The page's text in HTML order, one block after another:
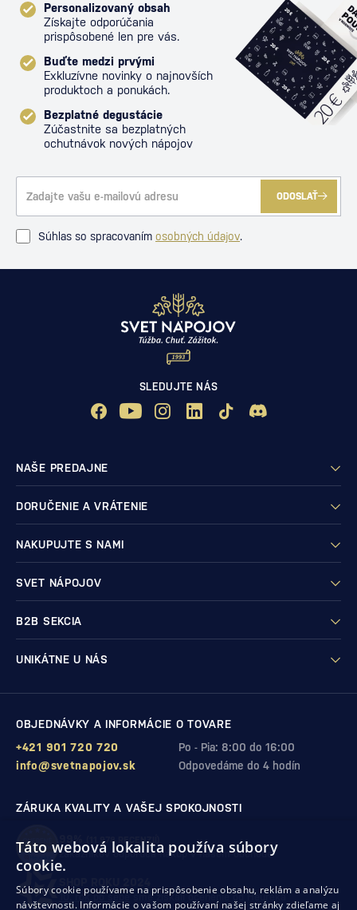
Personalizovaný obsah
Získajte odporúčania
prispôsobené len pre vás.
Buďte medzi prvými
Exkluzívne novinky o najnovších
produktoch a ponukách.
Bezplatné degustácie
Zúčastnite sa bezplatných
ochutnávok nových nápojov
ODOSLAŤ
Súhlas so spracovaním osobných údajov.
SLEDUJTE NÁS
NAŠE PREDAJNE
DORUČENIE A VRÁTENIE
NAKUPUJTE S NAMI
SVET NÁPOJOV
B2B SEKCIA
UNIKÁTNE U NÁS
OBJEDNÁVKY A INFORMÁCIE O TOVARE
Po - Pia: 8:00 do 16:00
+421 901 720 720
Odpovedáme do 4 hodín
info@svetnapojov.sk
ZÁRUKA KVALITY A VAŠEJ SPOKOJNOSTI
99% (11 978 RECENZIÍ)
zákazníkov odporúča nákup v našom obchode
10. rok po sebesme získali ocenenie od Heureka
Táto webová lokalita používa súbory
cookie.
Súbory cookie používame na prispôsobenie obsahu, reklám a analýzu
návštevnosti. Informácie o vašom používaní našej stránky zdieľame aj